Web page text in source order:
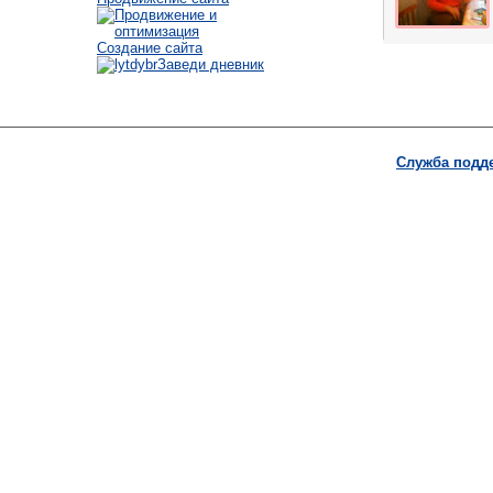
Создание сайта
Заведи дневник
Служба